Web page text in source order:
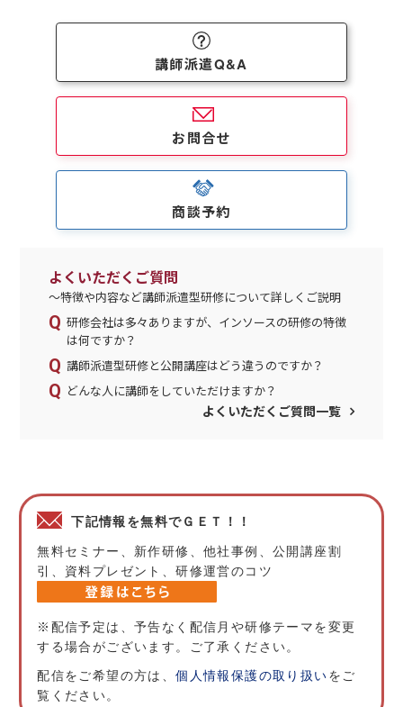
講師派遣Q&A
お問合せ
商談予約
よくいただくご質問
～特徴や内容など講師派遣型研修について詳しくご説明
研修会社は多々ありますが、インソースの研修の特徴
は何ですか？
講師派遣型研修と公開講座はどう違うのですか？
どんな人に講師をしていただけますか？
よくいただくご質問一覧
下記情報を無料でＧＥＴ！！
無料セミナー、新作研修、他社事例、公開講座割
引、資料プレゼント、研修運営のコツ
※配信予定は、予告なく配信月や研修テーマを変更
する場合がございます。ご了承ください。
配信をご希望の方は、個人情報保護の取り扱いをご
覧ください。